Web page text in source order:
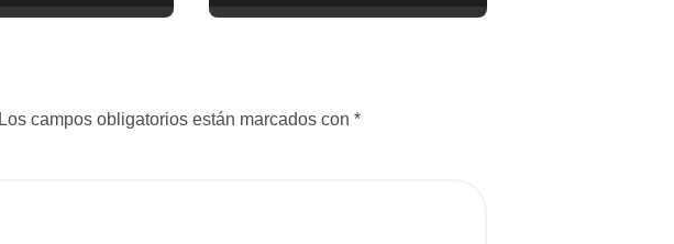
Los campos obligatorios están marcados con *